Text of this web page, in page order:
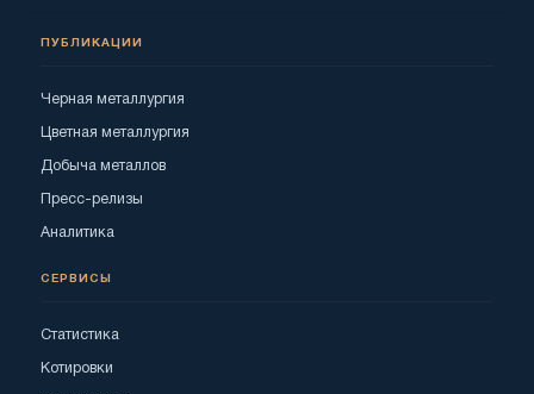
ПУБЛИКАЦИИ
Черная металлургия
Цветная металлургия
Добыча металлов
Пресс-релизы
Аналитика
СЕРВИСЫ
Статистика
Котировки